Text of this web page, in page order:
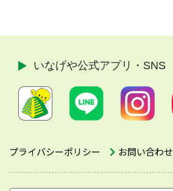
プライバシーポリシー お問い合わせ
いなげや公式アプリ・SNS